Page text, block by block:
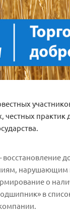
честных
нарушающим
о
в